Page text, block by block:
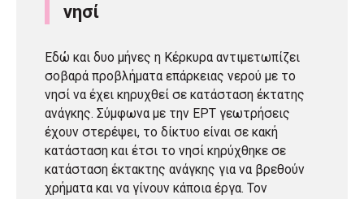
νησί
Εδώ και δυο μήνες η Κέρκυρα αντιμετωπίζει
σοβαρά προβλήματα επάρκειας νερού με το
νησί να έχει κηρυχθεί σε κατάσταση έκτατης
ανάγκης. Σύμφωνα με την ΕΡΤ γεωτρήσεις
έχουν στερέψει, το δίκτυο είναι σε κακή
κατάσταση και έτσι το νησί κηρύχθηκε σε
κατάσταση έκτακτης ανάγκης για να βρεθούν
χρήματα και να γίνουν κάποια έργα. Τον